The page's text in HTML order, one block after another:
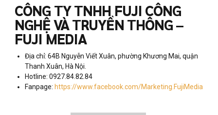
CÔNG TY TNHH FUJI CÔNG
NGHỆ VÀ TRUYỀN THÔNG –
FUJI MEDIA
Địa chỉ: 64B Nguyễn Viết Xuân, phường Khương Mai, quận
Thanh Xuân, Hà Nội.
Hotline: 0927.84.82.84
Fanpage: https://www.facebook.com/Marketing.FujiMedia